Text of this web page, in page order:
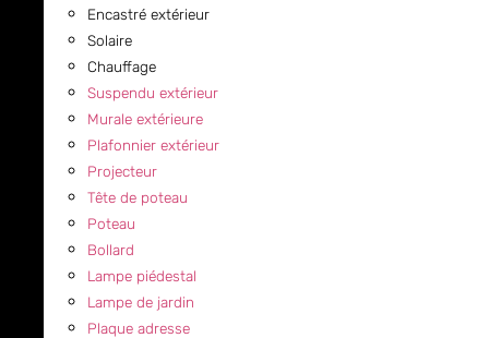
Encastré extérieur
Solaire
Chauffage
Suspendu extérieur
Murale extérieure
Plafonnier extérieur
Projecteur
Tête de poteau
Poteau
Bollard
Lampe piédestal
Lampe de jardin
Plaque adresse